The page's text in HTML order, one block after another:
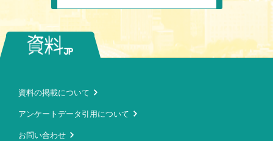
資料の掲載について
アンケートデータ引用について
お問い合わせ